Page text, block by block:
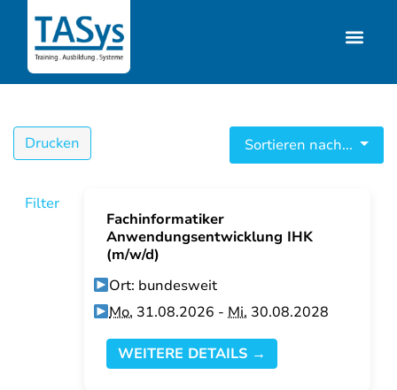
Drucken Sortieren nach...
Filter
Fachinformatiker
Anwendungsentwicklung IHK
(m/w/d)
Ort: bundesweit
Mo. 31.08.2026 -Mi. 30.08.2028
WEITERE DETAILS →